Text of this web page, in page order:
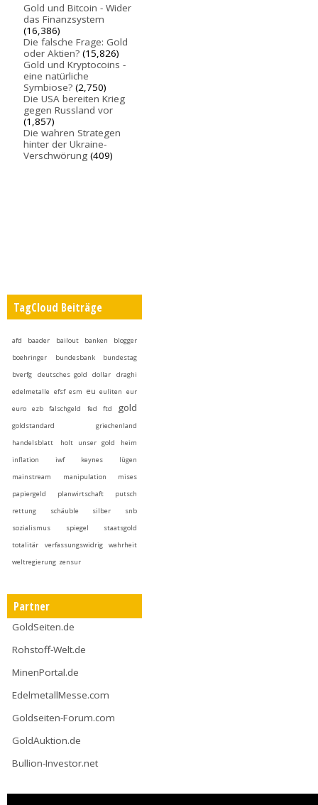
Gold und Bitcoin - Wider
das Finanzsystem
(16,386)
Die falsche Frage: Gold
oder Aktien? (15,826)
Gold und Kryptocoins -
eine natürliche
Symbiose? (2,750)
Die USA bereiten Krieg
gegen Russland vor
(1,857)
Die wahren Strategen
hinter der Ukraine-
Verschwörung (409)
TagCloud Beiträge
afd baader bailout banken
blogger
boehringer
bundesbank
bundestag
bverfg
deutsches gold dollar
draghi
edelmetalle efsf esm eu euliten eur
euro
ezb falschgeld fed ftd gold
goldstandard
griechenland
handelsblatt
holt unser gold heim
inflation
iwf keynes
lügen
mainstream
manipulation
mises
papiergeld
planwirtschaft
putsch
rettung
schäuble silber
snb
sozialismus
spiegel
staatsgold
totalitär
verfassungswidrig
wahrheit
weltregierung zensur
Partner
GoldSeiten.de
Rohstoff-Welt.de
MinenPortal.de
EdelmetallMesse.com
Goldseiten-Forum.com
GoldAuktion.de
Bullion-Investor.net